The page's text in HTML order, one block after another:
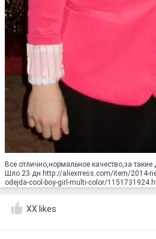
Все отлично,нормальное качество,за
Шло 23 дн http://aliexrress.com/item/2014-
XX likes